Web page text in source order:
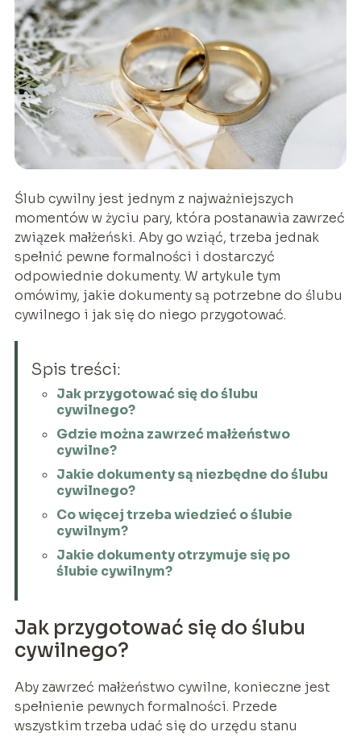
Ślub cywilny jest jednym z najważniejszych
momentów w życiu pary, która postanawia zawrzeć
związek małżeński. Aby go wziąć, trzeba jednak
spełnić pewne formalności i dostarczyć
odpowiednie dokumenty. W artykule tym
omówimy, jakie dokumenty są potrzebne do ślubu
cywilnego i jak się do niego przygotować.
Spis treści:
Jak przygotować się do ślubu
cywilnego?
Gdzie można zawrzeć małżeństwo
cywilne?
Jakie dokumenty są niezbędne do ślubu
cywilnego?
Co więcej trzeba wiedzieć o ślubie
cywilnym?
Jakie dokumenty otrzymuje się po
ślubie cywilnym?
Jak przygotować się do ślubu
cywilnego?
Aby zawrzeć małżeństwo cywilne, konieczne jest
spełnienie pewnych formalności. Przede
wszystkim trzeba udać się do urzędu stanu